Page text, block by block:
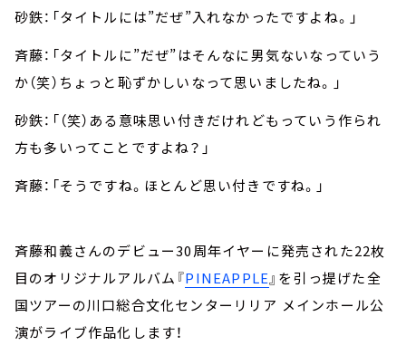
砂鉄：「タイトルには”だぜ”入れなかったですよね。」
斉藤：「タイトルに”だぜ”はそんなに男気ないなっていう
か（笑）ちょっと恥ずかしいなって思いましたね。」
砂鉄：「（笑）ある意味思い付きだけれどもっていう作られ
方も多いってことですよね？」
斉藤：「そうですね。ほとんど思い付きですね。」
斉藤和義さんのデビュー30周年イヤーに発売された22枚
目のオリジナルアルバム『PINEAPPLE』を引っ提げた全
国ツアーの川口総合文化センターリリア メインホール公
演がライブ作品化します！